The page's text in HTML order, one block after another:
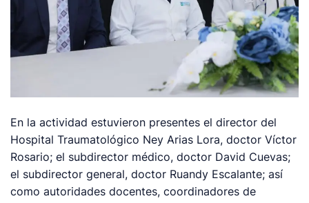
En la actividad estuvieron presentes el director del
Hospital Traumatológico Ney Arias Lora, doctor Víctor
Rosario; el subdirector médico, doctor David Cuevas;
el subdirector general, doctor Ruandy Escalante; así
como autoridades docentes, coordinadores de